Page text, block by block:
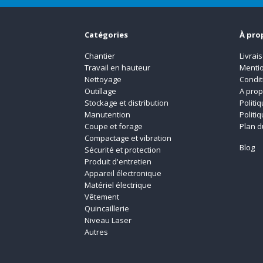
Catégories
Chantier
Travail en hauteur
Nettoyage
Outillage
Stockage et distribution
Manutention
Coupe et forage
Compactage et vibration
Sécurité et protection
Produit d'entretien
Appareil électronique
Matériel électrique
Vêtement
Quincaillerie
Niveau Laser
Autres
À
A
Plan
Blog